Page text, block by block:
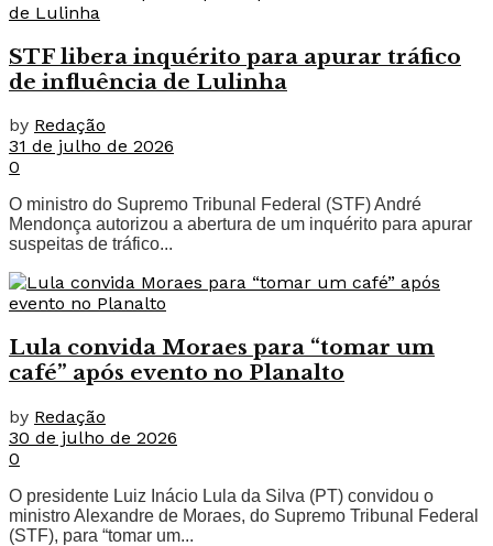
STF libera inquérito para apurar tráfico
de influência de Lulinha
by Redação
31 de julho de 2026
0
O ministro do Supremo Tribunal Federal (STF) André
Mendonça autorizou a abertura de um inquérito para apurar
suspeitas de tráfico...
Lula convida Moraes para “tomar um
café” após evento no Planalto
by Redação
30 de julho de 2026
0
O presidente Luiz Inácio Lula da Silva (PT) convidou o
ministro Alexandre de Moraes, do Supremo Tribunal Federal
(STF), para “tomar um...